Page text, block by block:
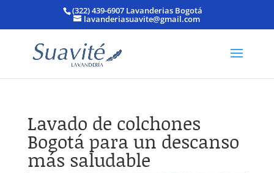
(322) 439-6907 Lavanderias Bogotá
lavanderiasuavite@gmail.com
Lavado de colchones
Bogotá para un descanso
más saludable